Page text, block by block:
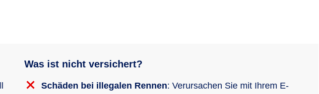
Was ist nicht versichert?
Schäden bei illegalen Rennen: Verursachen Sie mit Ihrem E-